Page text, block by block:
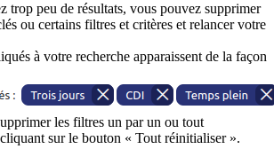
trop peu de résultats, vous pouvez supprimer
ou certains filtres et critères et relancer votre
à votre recherche apparaissent de la façon
les filtres un par un ou tout
sur le bouton « Tout réinitialiser ».